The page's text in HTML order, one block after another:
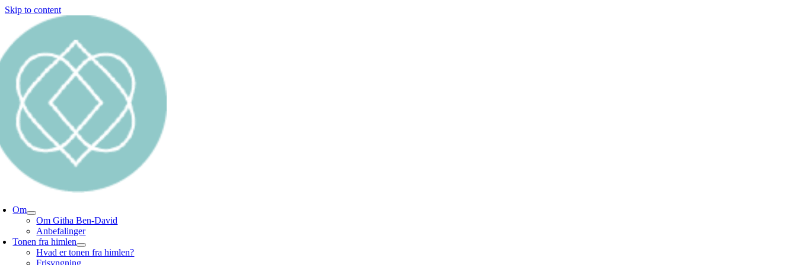
Skip to content
Om
Om Githa Ben-David
Anbefalinger
Tonen fra himlen
Hvad er tonen fra himlen?
Frisyngning